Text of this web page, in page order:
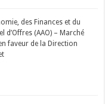
des Finances et du
d’Offres (AAO) – Marché
faveur de la Direction